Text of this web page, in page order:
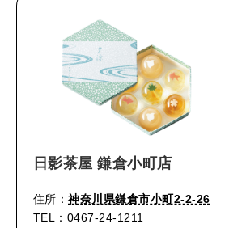
日影茶屋 鎌倉小町店
住所：神奈川県鎌倉市小町2-2-26
TEL：0467-24-1211